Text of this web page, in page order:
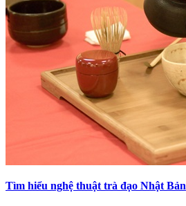
Tìm hiểu nghệ thuật trà đạo Nhật Bản